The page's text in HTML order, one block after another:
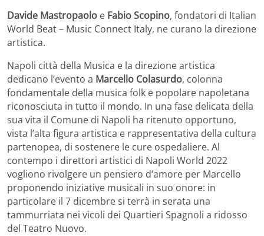
Davide Mastropaolo e Fabio Scopino, fondatori di Italian
World Beat – Music Connect Italy, ne curano la direzione
artistica.
Napoli città della Musica e la direzione artistica
dedicano l’evento a Marcello Colasurdo, colonna
fondamentale della musica folk e popolare napoletana
riconosciuta in tutto il mondo. In una fase delicata della
sua vita il Comune di Napoli ha ritenuto opportuno,
vista l’alta figura artistica e rappresentativa della cultura
partenopea, di sostenere le cure ospedaliere. Al
contempo i direttori artistici di Napoli World 2022
vogliono rivolgere un pensiero d’amore per Marcello
proponendo iniziative musicali in suo onore: in
particolare il 7 dicembre si terrà in serata una
tammurriata nei vicoli dei Quartieri Spagnoli a ridosso
del Teatro Nuovo.